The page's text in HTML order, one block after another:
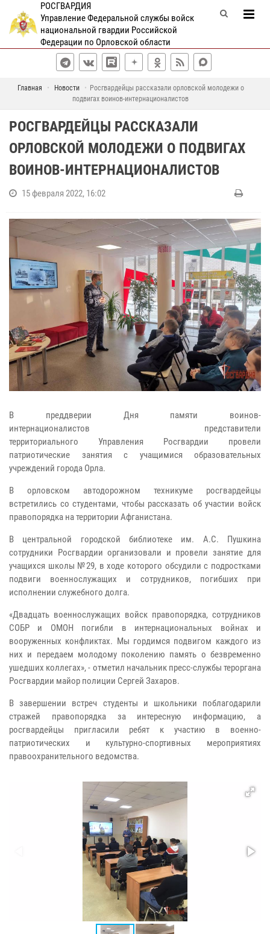
РОСГВАРДИЯ
Управление Федеральной службы войск
национальной гвардии Российской
Федерации по Орловской области
Главная Новости
Росгвардейцы рассказали орловской молодежи о
подвигах воинов-интернационалистов
РОСГВАРДЕЙЦЫ РАССКАЗАЛИ
ОРЛОВСКОЙ МОЛОДЕЖИ О ПОДВИГАХ
ВОИНОВ-ИНТЕРНАЦИОНАЛИСТОВ
15 февраля 2022, 16:02
В преддверии Дня памяти воинов-
интернационалистов представители
территориального Управления Росгвардии провели
патриотические занятия с учащимися образовательных
учреждений города Орла.
В орловском автодорожном техникуме росгвардейцы
встретились со студентами, чтобы рассказать об участии войск
правопорядка на территории Афганистана.
В центральной городской библиотеке им. А.С. Пушкина
сотрудники Росгвардии организовали и провели занятие для
учащихся школы №29, в ходе которого обсудили с подростками
подвиги военнослужащих и сотрудников, погибших при
исполнении служебного долга.
«Двадцать военнослужащих войск правопорядка, сотрудников
СОБР и ОМОН погибли в интернациональных войнах и
вооруженных конфликтах. Мы гордимся подвигом каждого из
них и передаем молодому поколению память о безвременно
ушедших коллегах», - отметил начальник пресс-службы тероргана
Росгвардии майор полиции Сергей Захаров.
В завершении встреч студенты и школьники поблагодарили
стражей правопорядка за интересную информацию, а
росгвардейцы пригласили ребят к участию в военно-
патриотических и культурно-спортивных мероприятиях
правоохранительного ведомства.